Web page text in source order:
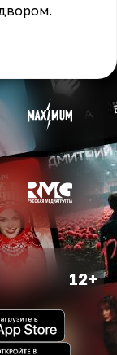
12+